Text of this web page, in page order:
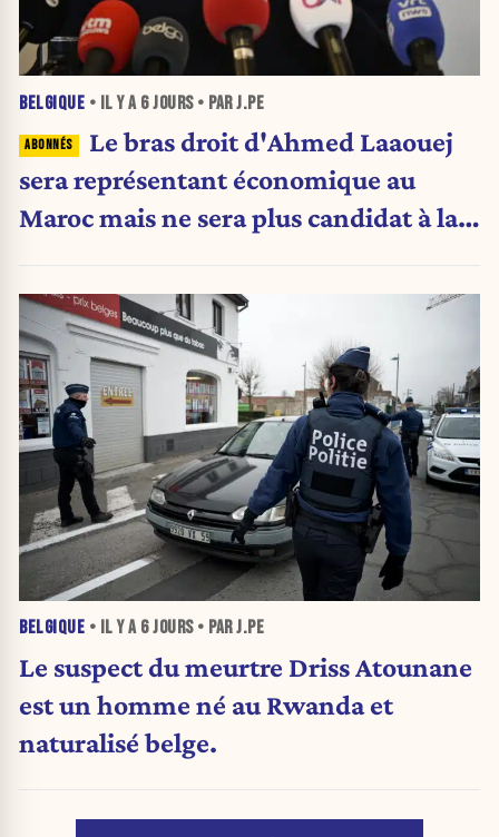
BELGIQUE • IL Y A 6 JOURS• PAR J.PE
Le bras droit d'Ahmed Laaouej
sera représentant économique au
Maroc mais ne sera plus candidat à la
BELGIQUE • IL Y A 6 JOURS• PAR J.PE
Le suspect du meurtre Driss Atounane
est un homme né au Rwanda et
naturalisé belge.